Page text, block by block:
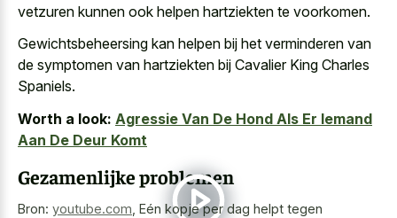
vetzuren kunnen ook helpen hartziekten te voorkomen.
Gewichtsbeheersing kan helpen bij het verminderen van
de symptomen van hartziekten bij Cavalier King Charles
Spaniels.
Worth a look: Agressie Van De Hond Als Er Iemand
Aan De Deur Komt
Gezamenlijke problemen
Bron: youtube.com Eén kopje per dag helpt tegen